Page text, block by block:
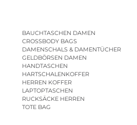
BAUCHTASCHEN DAMEN
CROSSBODY BAGS
DAMENSCHALS & DAMENTÜCHER
GELDBÖRSEN DAMEN
HANDTASCHEN
HARTSCHALENKOFFER
HERREN KOFFER
LAPTOPTASCHEN
RUCKSÄCKE HERREN
TOTE BAG